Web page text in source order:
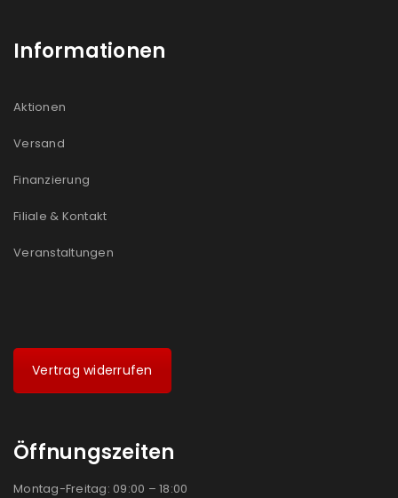
Informationen
Aktionen
Versand
Finanzierung
Filiale & Kontakt
Veranstaltungen
Vertrag widerrufen
Öffnungszeiten
Montag-Freitag: 09:00 – 18:00